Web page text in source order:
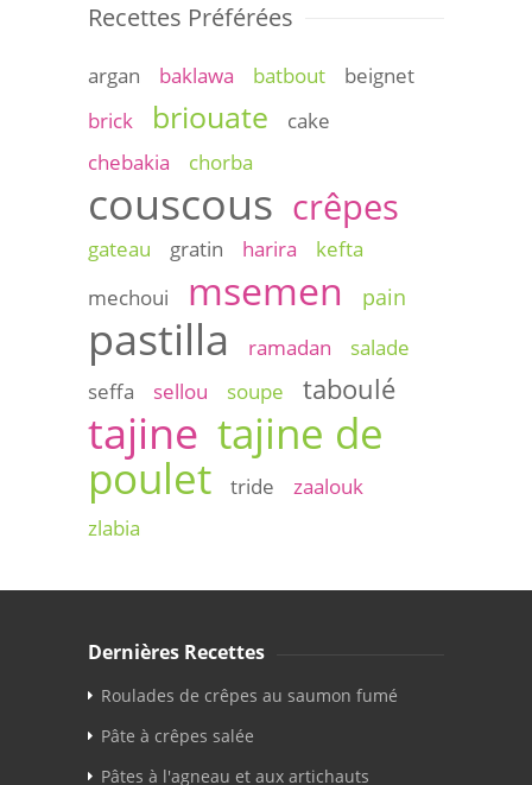
Recettes Préférées
argan baklawa batbout
beignet
brick
briouate
cake
chebakia
chorba
couscous crêpes
gateau gratin harira
kefta
mechoui
msemen pain
pastilla ramadan
salade
seffa
sellou soupe taboulé
tajine tajine de
poulet
tride
zaalouk
zlabia
Dernières Recettes
Roulades de crêpes au saumon fumé
Pâte à crêpes salée
Pâtes à l'agneau et aux artichauts